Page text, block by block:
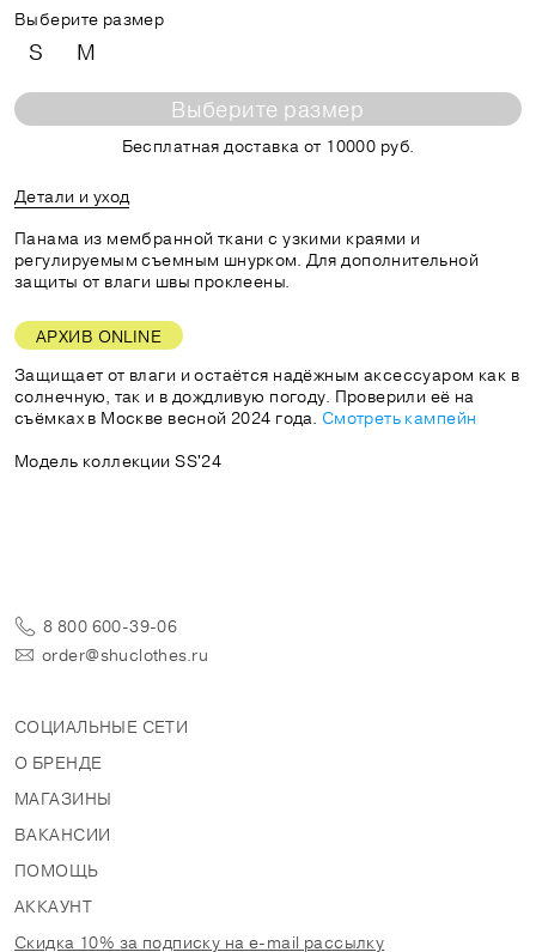
Выберите размер
S M
Выберите размер
Бесплатная доставка от 10000 руб.
Детали и уход
Панама из мембранной ткани с узкими краями и
регулируемым съемным шнурком. Для дополнительной
защиты от влаги швы проклеены.
АРХИВ ONLINE
Защищает от влаги и остаётся надёжным аксессуаром как в
солнечную, так и в дождливую погоду. Проверили её на
съёмках в Москве весной 2024 года. Смотреть кампейн
Модель коллекции SS'24
8 800 600-39-06
order@shuclothes.ru
СОЦИАЛЬНЫЕ СЕТИ
О БРЕНДЕ
МАГАЗИНЫ
ВАКАНСИИ
ПОМОЩЬ
АККАУНТ
Скидка 10% за подписку на e-mail рассылку